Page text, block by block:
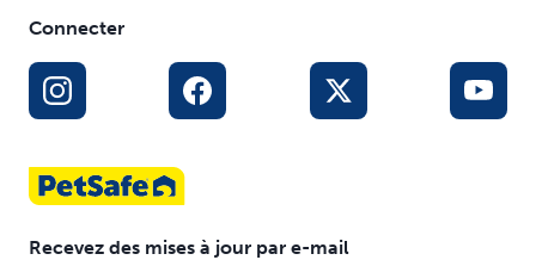
Connecter
Recevez des mises à jour par e-mail